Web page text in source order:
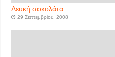
Λευκή σοκολάτα
29 Σεπτεμβρίου, 2008